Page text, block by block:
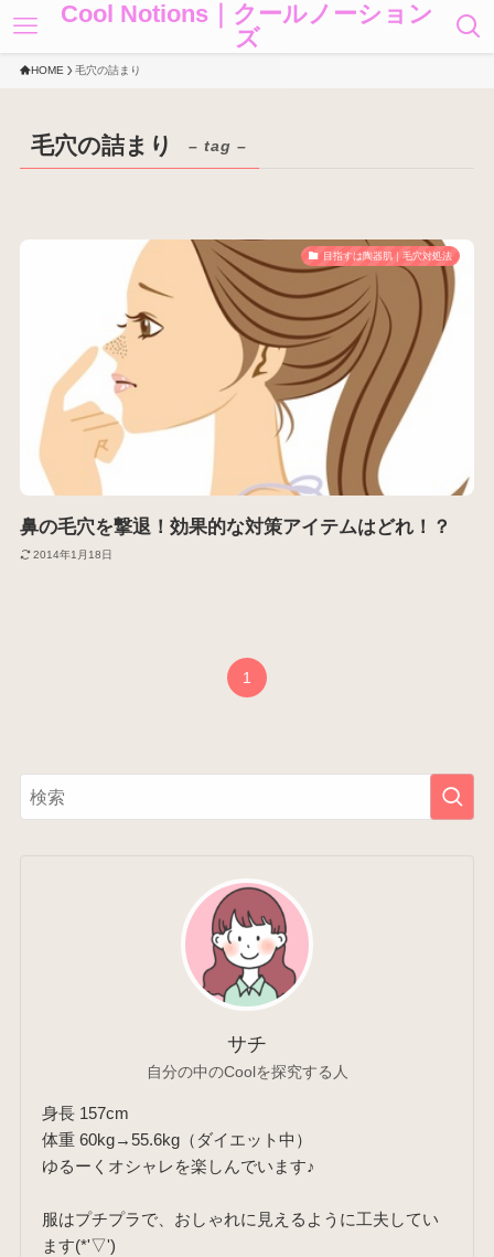
Cool Notions｜クールノーション
ズ
HOME 毛穴の詰まり
毛穴の詰まり – tag –
目指すは陶器肌｜毛穴対処法
鼻の毛穴を撃退！効果的な対策アイテムはどれ！？
2014年1月18日
1
サチ
自分の中のCoolを探究する人
身長 157cm
体重 60kg→55.6kg（ダイエット中）
ゆるーくオシャレを楽しんでいます♪
服はプチプラで、おしゃれに見えるように工夫してい
ます(*'▽')